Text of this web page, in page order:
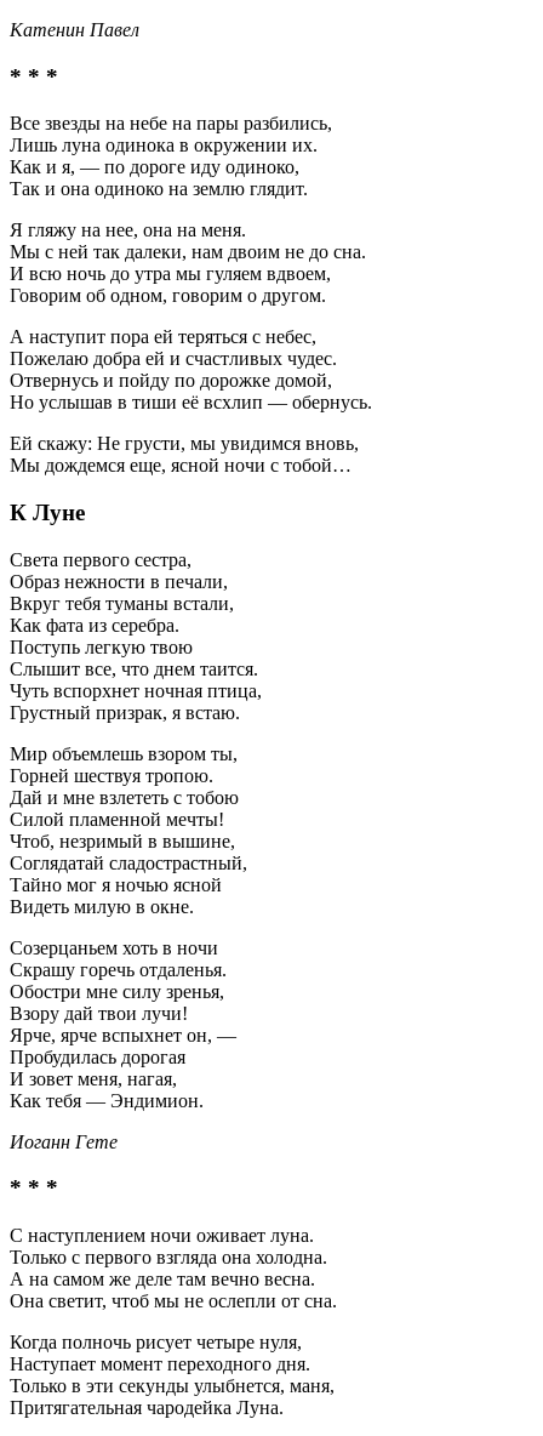
Катенин Павел
* * *
Все звезды на небе на пары разбились,
Лишь луна одинока в окружении их.
Как и я, — по дороге иду одиноко,
Так и она одиноко на землю глядит.
Я гляжу на нее, она на меня.
Мы с ней так далеки, нам двоим не до сна.
И всю ночь до утра мы гуляем вдвоем,
Говорим об одном, говорим о другом.
А наступит пора ей теряться с небес,
Пожелаю добра ей и счастливых чудес.
Отвернусь и пойду по дорожке домой,
Но услышав в тиши её всхлип — обернусь.
Ей скажу: Не грусти, мы увидимся вновь,
Мы дождемся еще, ясной ночи с тобой…
К Луне
Света первого сестра,
Образ нежности в печали,
Вкруг тебя туманы встали,
Как фата из серебра.
Поступь легкую твою
Слышит все, что днем таится.
Чуть вспорхнет ночная птица,
Грустный призрак, я встаю.
Мир объемлешь взором ты,
Горней шествуя тропою.
Дай и мне взлететь с тобою
Силой пламенной мечты!
Чтоб, незримый в вышине,
Соглядатай сладострастный,
Тайно мог я ночью ясной
Видеть милую в окне.
Созерцаньем хоть в ночи
Скрашу горечь отдаленья.
Обостри мне силу зренья,
Взору дай твои лучи!
Ярче, ярче вспыхнет он, —
Пробудилась дорогая
И зовет меня, нагая,
Как тебя — Эндимион.
Иоганн Гете
* * *
С наступлением ночи оживает луна.
Только с первого взгляда она холодна.
А на самом же деле там вечно весна.
Она светит, чтоб мы не ослепли от сна.
Когда полночь рисует четыре нуля,
Наступает момент переходного дня.
Только в эти секунды улыбнется, маня,
Притягательная чародейка Луна.